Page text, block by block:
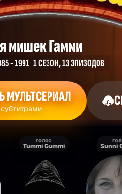
мишек Гамми
- 1991 1 СЕЗОН, 13 ЭПИЗОДОВ
МУЛЬТСЕРИАЛ
голос
Tummi Gummi Sunni